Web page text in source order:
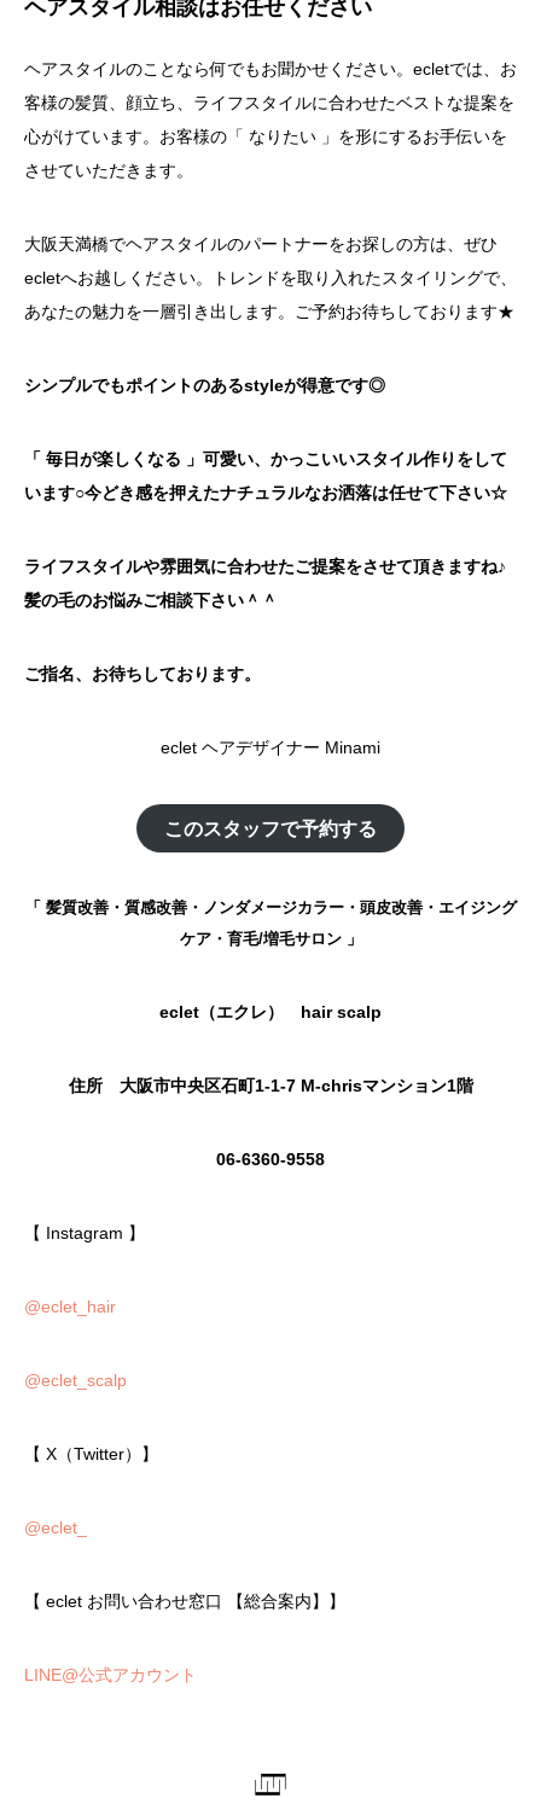
ヘアスタイル相談はお任せください
ヘアスタイルのことなら何でもお聞かせください。ecletでは、お
客様の髪質、顔立ち、ライフスタイルに合わせたベストな提案を
心がけています。お客様の「 なりたい 」を形にするお手伝いを
させていただきます。
大阪天満橋でヘアスタイルのパートナーをお探しの方は、ぜひ
ecletへお越しください。トレンドを取り入れたスタイリングで、
あなたの魅力を一層引き出します。ご予約お待ちしております★
シンプルでもポイントのあるstyleが得意です◎
「 毎日が楽しくなる 」可愛い、かっこいいスタイル作りをして
います○今どき感を押えたナチュラルなお洒落は任せて下さい☆
ライフスタイルや雰囲気に合わせたご提案をさせて頂きますね♪
髪の毛のお悩みご相談下さい＾＾
ご指名、お待ちしております。
eclet ヘアデザイナー Minami
このスタッフで予約する
「 髪質改善・質感改善・ノンダメージカラー・頭皮改善・エイジング
ケア・育毛/増毛サロン 」
eclet（エクレ） hair scalp
住所 大阪市中央区石町1-1-7 M-chrisマンション1階
06-6360-9558
【 Instagram 】
@eclet_hair
@eclet_scalp
【 X（Twitter）】
@eclet_
【 eclet お問い合わせ窓口 【総合案内】】
LINE@公式アカウント